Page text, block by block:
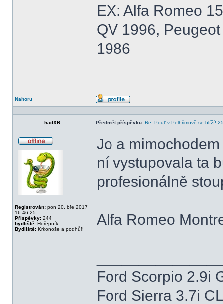
EX: Alfa Romeo
QV 1996,
1986
Nahoru
Profil
hadXR Předmět příspěvku: Re: Pouť v Pelhřimově se blíží!
Registrován: pon 20. bře 2017
16:46:25
Příspěvky: 244
bydliště: Hořepník
Bydliště: Krkonoše a podhůří
Jo a
ní vystupovala ta
profesionálně
Alfa Romeo
Ford Scorpio 2.9i
Ford Sierra 3.7i